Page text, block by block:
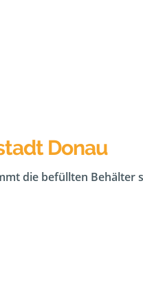
Donau
die befüllten Behälter